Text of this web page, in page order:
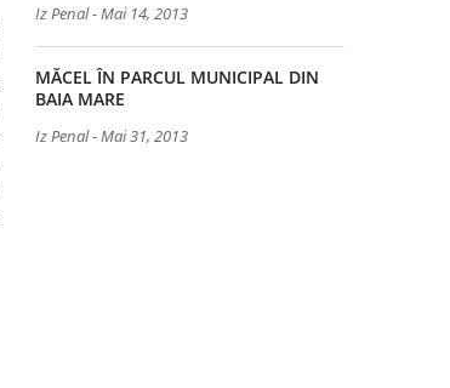
Iz Penal-Mai 14, 2013
MĂCEL ÎN PARCUL MUNICIPAL DIN
BAIA MARE
Iz Penal-Mai 31, 2013